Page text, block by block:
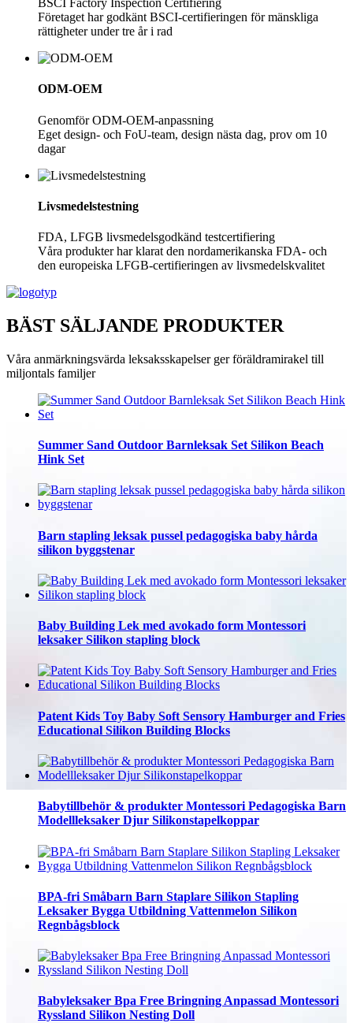
BSCI Factory Inspection Certifiering
Företaget har godkänt BSCI-certifieringen för mänskliga
rättigheter under tre år i rad
ODM-OEM
Genomför ODM-OEM-anpassning
Eget design- och FoU-team, design nästa dag, prov om 10
dagar
Livsmedelstestning
FDA, LFGB livsmedelsgodkänd testcertifiering
Våra produkter har klarat den nordamerikanska FDA- och
den europeiska LFGB-certifieringen av livsmedelskvalitet
BÄST SÄLJANDE PRODUKTER
Våra anmärkningsvärda leksaksskapelser ger föräldramirakel till
miljontals familjer
Summer Sand Outdoor Barnleksak Set Silikon Beach
Hink Set
Barn stapling leksak pussel pedagogiska baby hårda
silikon byggstenar
Baby Building Lek med avokado form Montessori
leksaker Silikon stapling block
Patent Kids Toy Baby Soft Sensory Hamburger and Fries
Educational Silikon Building Blocks
Babytillbehör & produkter Montessori Pedagogiska Barn
Modellleksaker Djur Silikonstapelkoppar
BPA-fri Småbarn Barn Staplare Silikon Stapling
Leksaker Bygga Utbildning Vattenmelon Silikon
Regnbågsblock
Babyleksaker Bpa Free Bringning Anpassad Montessori
Ryssland Silikon Nesting Doll